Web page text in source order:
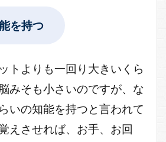
を持つ
トよりも一回り大きいくら
みそも小さいのですが、な
いの知能を持つと言われて
えさせれば、お手、お回